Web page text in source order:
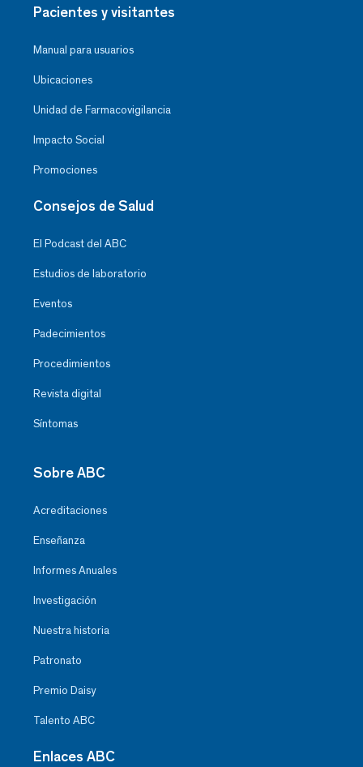
Pacientes y visitantes
Manual para usuarios
Ubicaciones
Unidad de Farmacovigilancia
Impacto Social
Promociones
Consejos de Salud
El Podcast del ABC
Estudios de laboratorio
Eventos
Padecimientos
Procedimientos
Revista digital
Síntomas
Sobre ABC
Acreditaciones
Enseñanza
Informes Anuales
Investigación
Nuestra historia
Patronato
Premio Daisy
Talento ABC
Enlaces ABC